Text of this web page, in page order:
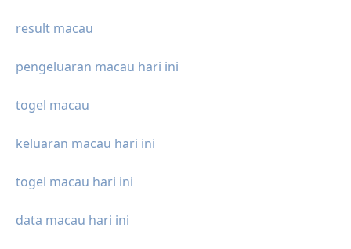
result macau
pengeluaran macau hari ini
togel macau
keluaran macau hari ini
togel macau hari ini
data macau hari ini